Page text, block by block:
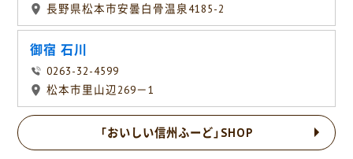
長野県松本市安曇白骨温泉4185-2
御宿 石川
0263-32-4599
松本市里山辺269－1
「おいしい信州ふーど」SHOP